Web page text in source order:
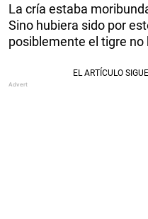
La cría estaba
Sino hubiera sido por
posiblemente el tigre